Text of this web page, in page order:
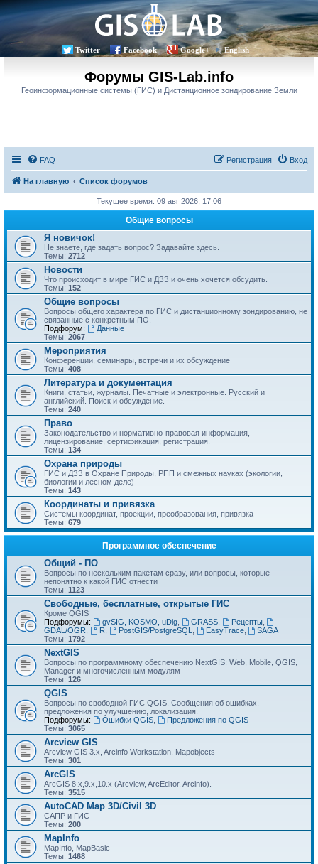
Twitter Facebook Google+ English
Форумы GIS-Lab.info
Геоинформационные системы (ГИС) и Дистанционное зондирование Земли
FAQ Вход
Регистрация
На главную Список форумов
Текущее время: 09 авг 2026, 17:06
Общие вопросы
Я новичок!
Не знаете, где задать вопрос? Задавайте здесь.
Темы: 2712
Новости
Что происходит в мире ГИС и ДЗЗ и очень хочется обсудить.
Темы: 152
Общие вопросы
Вопросы общего характера по ГИС и дистанционному зондированию, не
связанные с конкретным ПО.
Подфорум:
Данные
Темы: 2067
Мероприятия
Конференции, семинары, встречи и их обсуждение
Темы: 408
Литература и документация
Книги, статьи, журналы. Печатные и электронные. Русский и
английский. Поиск и обсуждение.
Темы: 240
Право
Законодательство и нормативно-правовая информация,
лицензирование, сертификация, регистрация.
Темы: 134
Охрана природы
ГИС и ДЗЗ в Охране Природы, РПП и смежных науках (экологии,
биологии и лесном деле)
Темы: 143
Координаты и привязка
Системы координат, проекции, преобразования, привязка
Темы: 679
Программное обеспечение
Общий - ПО
Вопросы по нескольким пакетам сразу, или вопросы, которые
непонятно к какой ГИС отнести
Темы: 1123
Свободные, бесплатные, открытые ГИС
Кроме QGIS
Подфорумы:
gvSIG, KOSMO, uDig, GRASS, Рецепты,
GDAL/OGR
R PostGIS/PostgreSQL EasyTrace,
SAGA
Темы: 1792
NextGIS
Вопросы по программному обеспечению NextGIS: Web, Mobile, QGIS,
Manager и многочисленным модулям
Темы: 126
QGIS
Вопросы по свободной ГИС QGIS. Сообщения об ошибках,
предложения по улучшению, локализация.
Подфорумы:
Ошибки QGIS,
Предложения по QGIS
Темы: 3065
Arcview GIS
Arcview GIS 3.x, Arcinfo Workstation, Mapobjects
Темы: 301
ArcGIS
ArcGIS 8.x,9.x,10.x (Arcview, ArcEditor, Arcinfo).
Темы: 3515
AutoCAD Map 3D/Civil 3D
САПР и ГИС
Темы: 200
MapInfo
MapInfo, MapBasic
Темы: 1468